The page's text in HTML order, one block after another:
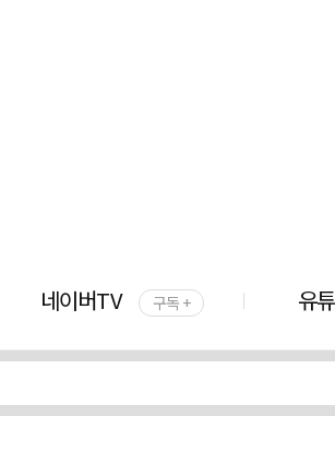
네이버TV 구독 + 유